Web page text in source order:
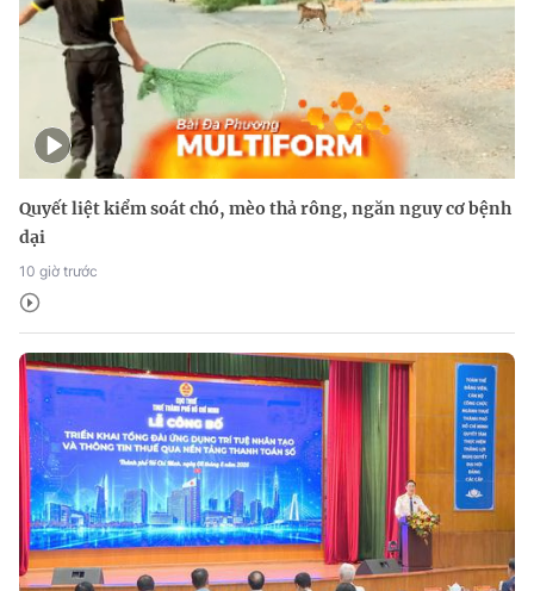
Quyết liệt kiểm soát chó, mèo thả rông, ngăn nguy cơ bệnh
dại
10 giờ trước